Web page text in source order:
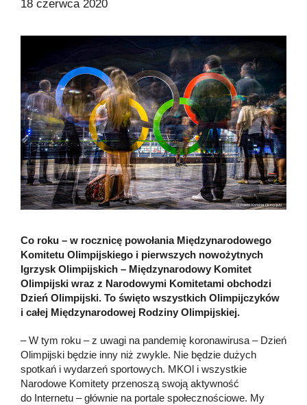
18 czerwca 2020
Co roku – w rocznicę powołania Międzynarodowego
Komitetu Olimpijskiego i pierwszych nowożytnych
Igrzysk Olimpijskich – Międzynarodowy Komitet
Olimpijski wraz z Narodowymi Komitetami obchodzi
Dzień Olimpijski. To święto wszystkich Olimpijczyków
i całej Międzynarodowej Rodziny Olimpijskiej.
– W tym roku – z uwagi na pandemię koronawirusa – Dzień
Olimpijski będzie inny niż zwykle. Nie będzie dużych
spotkań i wydarzeń sportowych. MKOl i wszystkie
Narodowe Komitety przenoszą swoją aktywność
do Internetu – głównie na portale społecznościowe. My